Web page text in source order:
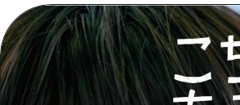
特集
特集一覧
モデルコース